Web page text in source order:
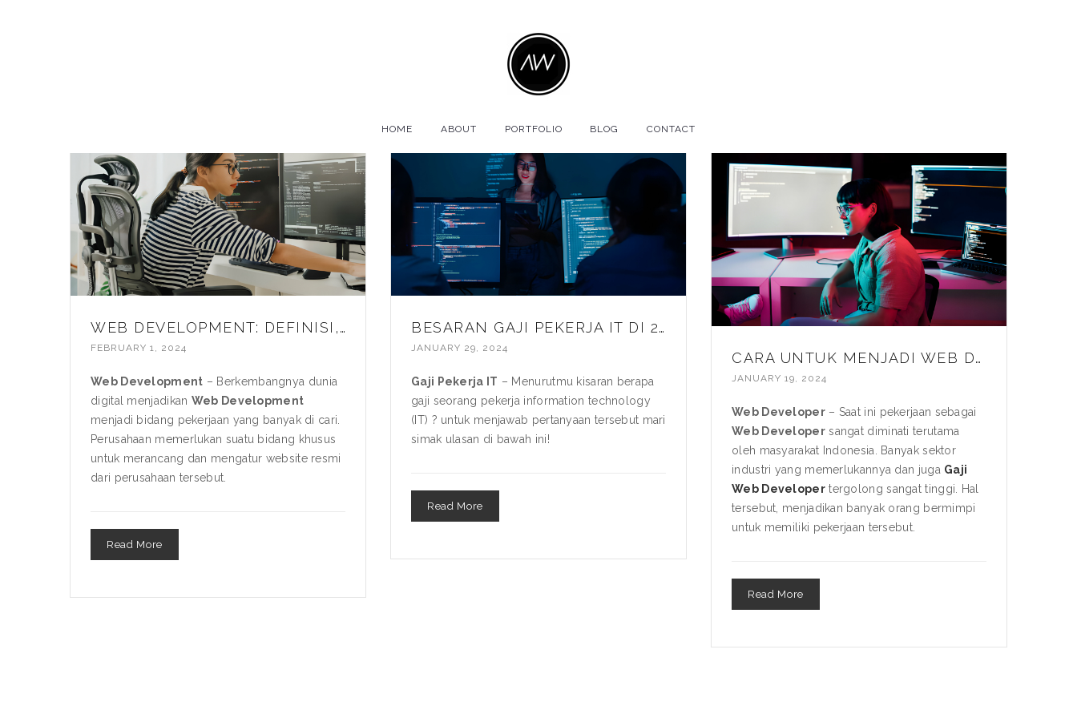
HOME ABOUT PORTFOLIO BLOG CONTACT
WEB DEVELOPMENT: DEFINISI, JENIS, DAN PROSES KERJA
FEBRUARY 1, 2024
Web Development – Berkembangnya dunia
digital menjadikan Web Development
menjadi bidang pekerjaan yang banyak di cari.
Perusahaan memerlukan suatu bidang khusus
untuk merancang dan mengatur website resmi
dari perusahaan tersebut.
Read More
BESARAN GAJI PEKERJA IT DI 2025!
JANUARY 29, 2024
Gaji Pekerja IT – Menurutmu kisaran berapa
gaji seorang pekerja information technology
(IT) ? untuk menjawab pertanyaan tersebut mari
simak ulasan di bawah ini!
Read More
CARA UNTUK MENJADI WEB DEVELOPER (2025)
JANUARY 19, 2024
Web Developer– Saat ini pekerjaan sebagai
Web Developersangat diminati terutama
oleh masyarakat Indonesia. Banyak sektor
industri yang memerlukannya dan juga Gaji
Web Developertergolong sangat tinggi. Hal
tersebut, menjadikan banyak orang bermimpi
untuk memiliki pekerjaan tersebut.
Read More